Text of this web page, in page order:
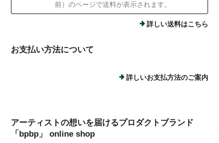
前）のページで送料が表示されます。
詳しい送料はこちら
お支払い方法について
詳しいお支払方法のご案内
アーティストの想いを届けるプロダクトブランド
「bpbp」 online shop